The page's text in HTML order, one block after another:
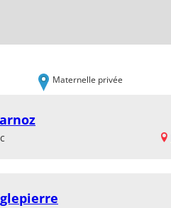
Maternelle privée